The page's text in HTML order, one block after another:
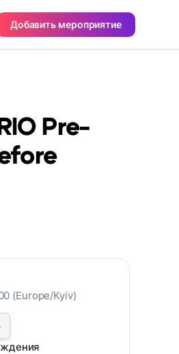
Добавить мероприятие
Pre-
(Europe/Kyiv)